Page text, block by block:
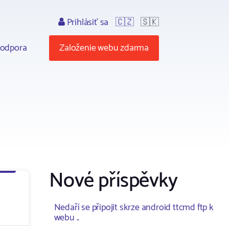
Prihlásiť sa 🇨🇿 🇸🇰
Založenie webu zdarma
Nové příspěvky
Nedaří se připojit skrze android ttcmd ftp k
webu ..